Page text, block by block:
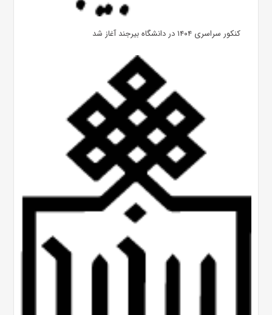
کنکور سراسری ۱۴۰۴ در دانشگاه بیرجند آغاز شد